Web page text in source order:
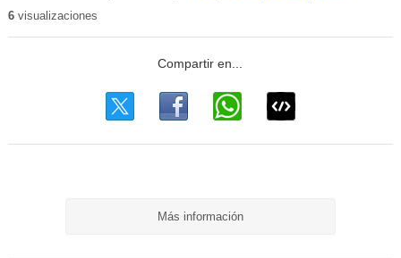
6visualizaciones
Más información